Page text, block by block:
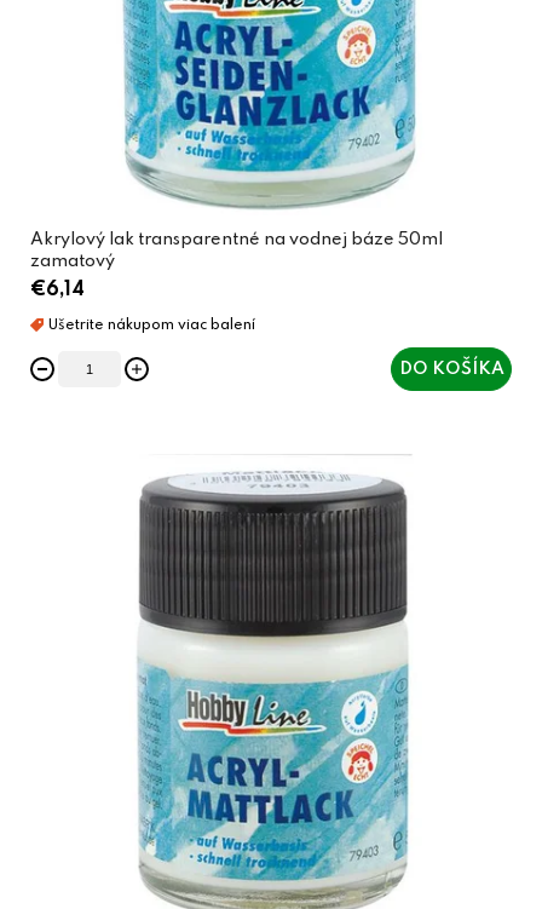
Akrylový lak transparentné na vodnej báze 50ml
zamatový
€6,14
DO KOŠÍKA